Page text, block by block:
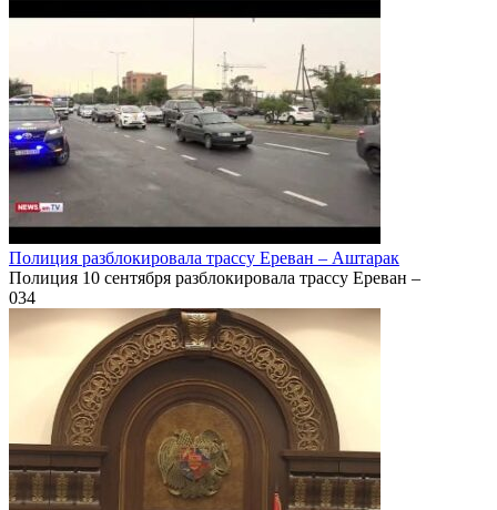
Полиция разблокировала трассу Ереван – Аштарак
Полиция 10 сентября разблокировала трассу Ереван –
034